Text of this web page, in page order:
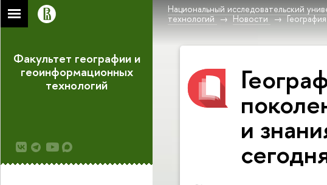
Национальный исследовательский
технологий
Новости
Факультет географии и
геоинформационных
технологий
и